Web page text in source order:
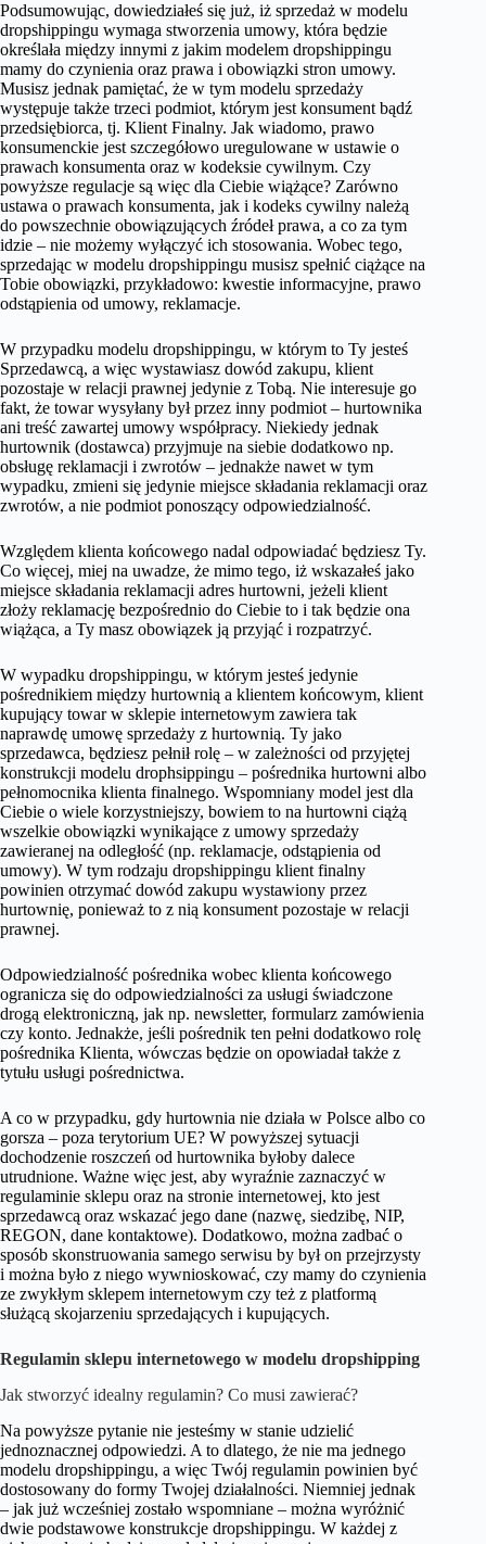
Podsumowując, dowiedziałeś się już, iż sprzedaż w modelu
dropshippingu wymaga stworzenia umowy, która będzie
określała między innymi z jakim modelem dropshippingu
mamy do czynienia oraz prawa i obowiązki stron umowy.
Musisz jednak pamiętać, że w tym modelu sprzedaży
występuje także trzeci podmiot, którym jest konsument bądź
przedsiębiorca, tj. Klient Finalny. Jak wiadomo, prawo
konsumenckie jest szczegółowo uregulowane w ustawie o
prawach konsumenta oraz w kodeksie cywilnym. Czy
powyższe regulacje są więc dla Ciebie wiążące? Zarówno
ustawa o prawach konsumenta, jak i kodeks cywilny należą
do powszechnie obowiązujących źródeł prawa, a co za tym
idzie – nie możemy wyłączyć ich stosowania. Wobec tego,
sprzedając w modelu dropshippingu musisz spełnić ciążące na
Tobie obowiązki, przykładowo: kwestie informacyjne, prawo
odstąpienia od umowy, reklamacje.
W przypadku modelu dropshippingu, w którym to Ty jesteś
Sprzedawcą, a więc wystawiasz dowód zakupu, klient
pozostaje w relacji prawnej jedynie z Tobą. Nie interesuje go
fakt, że towar wysyłany był przez inny podmiot – hurtownika
ani treść zawartej umowy współpracy. Niekiedy jednak
hurtownik (dostawca) przyjmuje na siebie dodatkowo np.
obsługę reklamacji i zwrotów – jednakże nawet w tym
wypadku, zmieni się jedynie miejsce składania reklamacji oraz
zwrotów, a nie podmiot ponoszący odpowiedzialność.
Względem klienta końcowego nadal odpowiadać będziesz Ty.
Co więcej, miej na uwadze, że mimo tego, iż wskazałeś jako
miejsce składania reklamacji adres hurtowni, jeżeli klient
złoży reklamację bezpośrednio do Ciebie to i tak będzie ona
wiążąca, a Ty masz obowiązek ją przyjąć i rozpatrzyć.
W wypadku dropshippingu, w którym jesteś jedynie
pośrednikiem między hurtownią a klientem końcowym, klient
kupujący towar w sklepie internetowym zawiera tak
naprawdę umowę sprzedaży z hurtownią. Ty jako
sprzedawca, będziesz pełnił rolę – w zależności od przyjętej
konstrukcji modelu drophsippingu – pośrednika hurtowni albo
pełnomocnika klienta finalnego. Wspomniany model jest dla
Ciebie o wiele korzystniejszy, bowiem to na hurtowni ciążą
wszelkie obowiązki wynikające z umowy sprzedaży
zawieranej na odległość (np. reklamacje, odstąpienia od
umowy). W tym rodzaju dropshippingu klient finalny
powinien otrzymać dowód zakupu wystawiony przez
hurtownię, ponieważ to z nią konsument pozostaje w relacji
prawnej.
Odpowiedzialność pośrednika wobec klienta końcowego
ogranicza się do odpowiedzialności za usługi świadczone
drogą elektroniczną, jak np. newsletter, formularz zamówienia
czy konto. Jednakże, jeśli pośrednik ten pełni dodatkowo rolę
pośrednika Klienta, wówczas będzie on opowiadał także z
tytułu usługi pośrednictwa.
A co w przypadku, gdy hurtownia nie działa w Polsce albo co
gorsza – poza terytorium UE? W powyższej sytuacji
dochodzenie roszczeń od hurtownika byłoby dalece
utrudnione. Ważne więc jest, aby wyraźnie zaznaczyć w
regulaminie sklepu oraz na stronie internetowej, kto jest
sprzedawcą oraz wskazać jego dane (nazwę, siedzibę, NIP,
REGON, dane kontaktowe). Dodatkowo, można zadbać o
sposób skonstruowania samego serwisu by był on przejrzysty
i można było z niego wywnioskować, czy mamy do czynienia
ze zwykłym sklepem internetowym czy też z platformą
służącą skojarzeniu sprzedających i kupujących.
Regulamin sklepu internetowego w modelu dropshipping
Jak stworzyć idealny regulamin? Co musi zawierać?
Na powyższe pytanie nie jesteśmy w stanie udzielić
jednoznacznej odpowiedzi. A to dlatego, że nie ma jednego
modelu dropshippingu, a więc Twój regulamin powinien być
dostosowany do formy Twojej działalności. Niemniej jednak
– jak już wcześniej zostało wspomniane – można wyróżnić
dwie podstawowe konstrukcje dropshippingu. W każdej z